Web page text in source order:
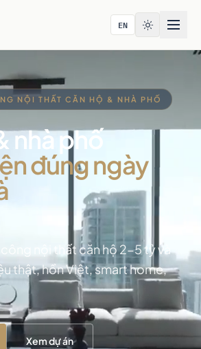
EN
NỘI THẤT CĂN HỘ & NHÀ PHỐ
nhà phố
đúng ngày
công nội thất căn hộ 2-5 tỷ và
thật, hồn Việt, smart home,
Xem dự án